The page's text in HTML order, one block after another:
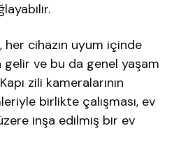
cihazın uyum içinde
gelir ve bu da genel yaşam
zili kameralarının
birlikte çalışması, ev
inşa edilmiş bir ev